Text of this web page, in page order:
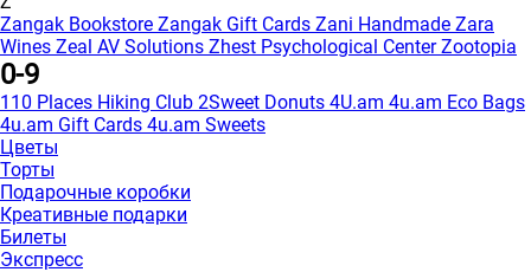
Zangak Bookstore Zangak Gift Cards Zani Handmade Zara
Wines Zeal AV Solutions Zhest Psychological CenterZootopia
0-9
110 Places Hiking Club 2Sweet Donuts 4U.am 4u.am Eco Bags
4u.am Gift Cards 4u.am Sweets
Цветы
Торты
Подарочные коробки
Креативные подарки
Билеты
Экспресс